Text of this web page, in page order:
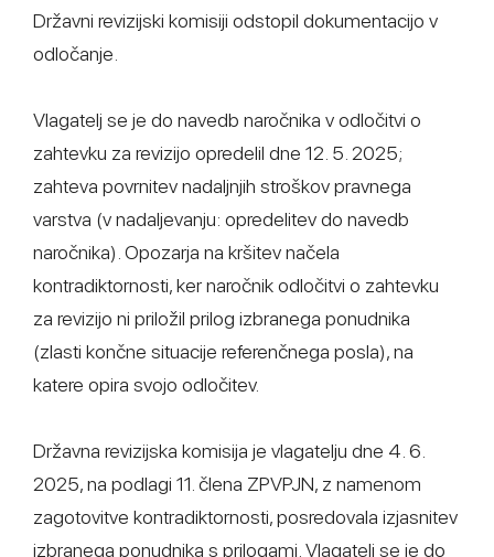
Državni revizijski komisiji odstopil dokumentacijo v
odločanje.
Vlagatelj se je do navedb naročnika v odločitvi o
zahtevku za revizijo opredelil dne 12. 5. 2025;
zahteva povrnitev nadaljnjih stroškov pravnega
varstva (v nadaljevanju: opredelitev do navedb
naročnika). Opozarja na kršitev načela
kontradiktornosti, ker naročnik odločitvi o zahtevku
za revizijo ni priložil prilog izbranega ponudnika
(zlasti končne situacije referenčnega posla), na
katere opira svojo odločitev.
Državna revizijska komisija je vlagatelju dne 4. 6.
2025, na podlagi 11. člena ZPVPJN, z namenom
zagotovitve kontradiktornosti, posredovala izjasnitev
izbranega ponudnika s prilogami. Vlagatelj se je do